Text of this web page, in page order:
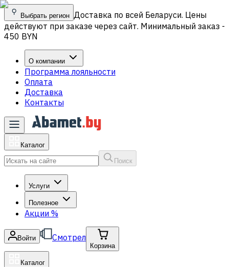
Выбрать регион Доставка по всей Беларуси. Цены
действуют при заказе через сайт. Минимальный заказ -
450 BYN
О компании
Программа лояльности
Оплата
Доставка
Контакты
Каталог
Поиск
Услуги
Полезное
Акции %
Войти Смотрел
Корзина
Каталог